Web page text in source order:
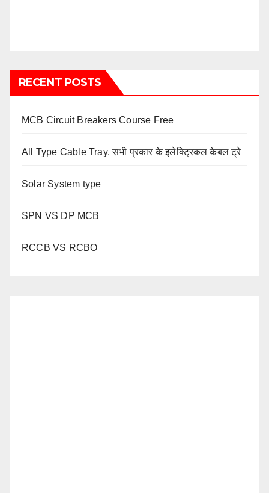
RECENT POSTS
MCB Circuit Breakers Course Free
All Type Cable Tray. सभी प्रकार के इलेक्ट्रिकल केबल ट्रे
Solar System type
SPN VS DP MCB
RCCB VS RCBO